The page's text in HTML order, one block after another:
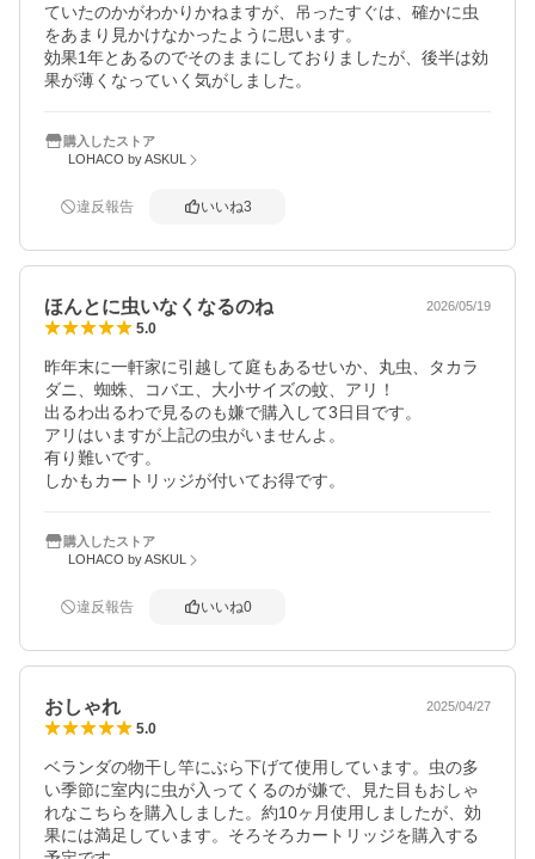
ていたのかがわかりかねますが、吊ったすぐは、確かに虫
をあまり見かけなかったように思います。
効果1年とあるのでそのままにしておりましたが、後半は効
購入したストア
LOHACO by ASKUL
違反報告 いいね3
ほんとに虫いなくなるのね 2026/05/19
5.0
昨年末に一軒家に引越して庭もあるせいか、丸虫、タカラ
ダニ、蜘蛛、コバエ、大小サイズの蚊、アリ！
出るわ出るわで見るのも嫌で購入して3日目です。
アリはいますが上記の虫がいませんよ。
有り難いです。
しかもカートリッジが付いてお得です。
購入したストア
LOHACO by ASKUL
違反報告 いいね0
おしゃれ 2025/04/27
5.0
ベランダの物干し竿にぶら下げて使用しています。虫の多
い季節に室内に虫が入ってくるのが嫌で、見た目もおしゃ
れなこちらを購入しました。約10ヶ月使用しましたが、効
果には満足しています。そろそろカートリッジを購入する